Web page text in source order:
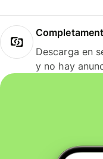
Descarga en
y no hay